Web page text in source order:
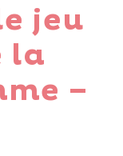
jeu
la
–